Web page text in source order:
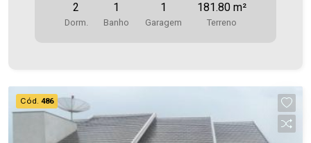
2
Dorm.
1
Banho
1
Garagem
181.80 m²
Terreno
Cód. 486